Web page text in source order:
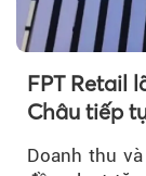
FPT Retail
Châu tiếp
Doanh thu